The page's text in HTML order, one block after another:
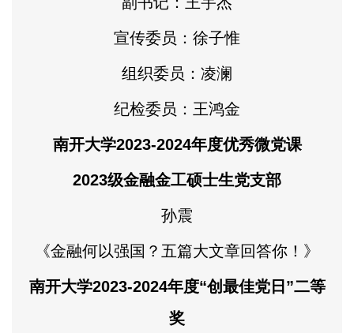
宣传委员：徐子惟
组织委员：凌澜
纪检委员：王鸿金
南开大学2023-2024年度优秀微党课
2023级金融金工硕士生党支部
孙震
《金融何以强国？五篇大文章回答你！》
南开大学2023-2024年度“创最佳党日”二等
奖